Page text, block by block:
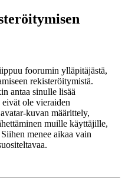
foorumin ylläpitäjästä,
rekisteröitymistä.
antaa sinulle lisää
ole vieraiden
kuvan määrittely,
muille käyttäjille,
menee aikaa vain